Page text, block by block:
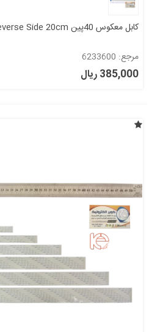
کابل معکوس 40پین FFC 40PIN 0.5mm Reverse Side 20cm
مرجع: 6233600
385,000 ریال